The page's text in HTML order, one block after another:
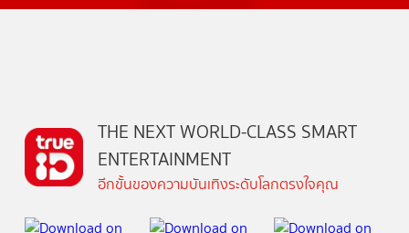
THE NEXT WORLD-CLASS SMART
ENTERTAINMENT
อีกขั้นของความบันเทิงระดับโลกตรงใจคุณ